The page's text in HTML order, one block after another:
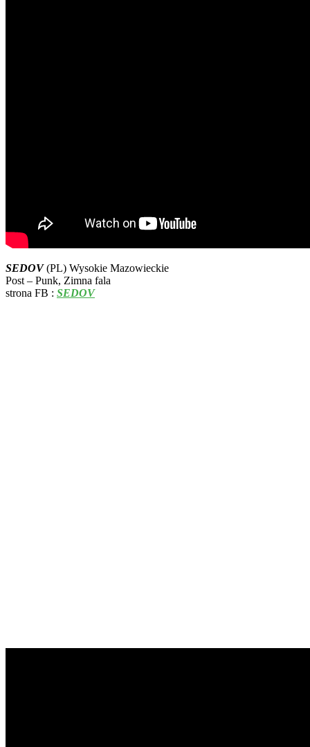
SEDOV (PL) Wysokie Mazowieckie
Post – Punk, Zimna fala
strona FB : SEDOV